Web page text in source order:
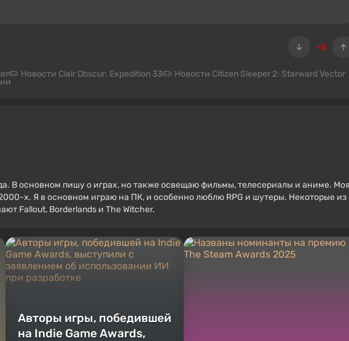
-6
Новости Clair Obscur: Expedition 33 Новости Citizen Sleeper 2: Starward Vector
В основном пишу о играх, но также освещаю фильмы, телесериалы и аниме.
х. Я в основном играю на ПК, и особенно люблю RPG и шутеры. Некоторые из
Fallout, Borderlands и The Witcher.
Авторы игры, победившей
на Indie Game Awards,